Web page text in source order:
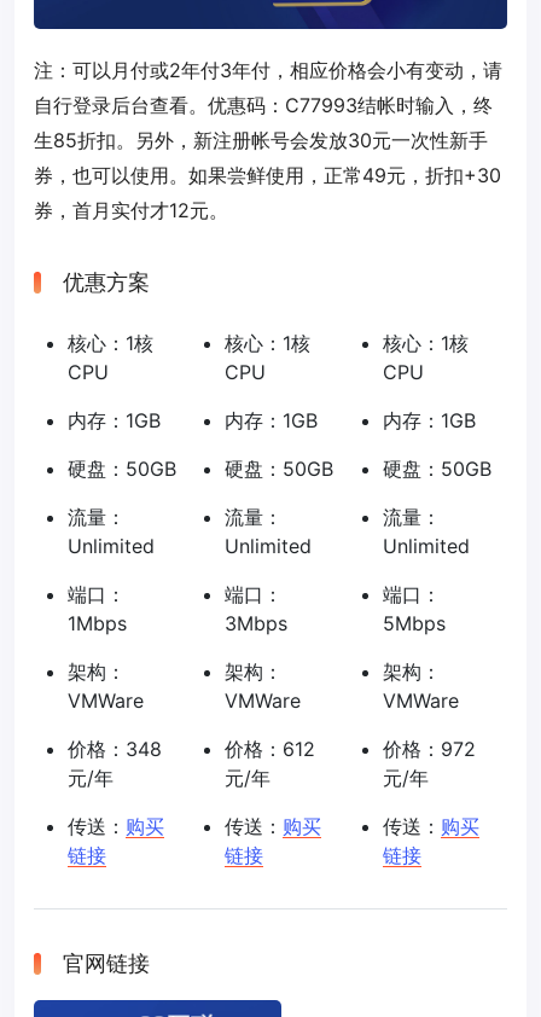
注：可以月付或2年付3年付，相应价格会小有变动，请
自行登录后台查看。优惠码： C77993结帐时输入，终
生85折扣。另外，新注册帐号会发放30元一次性新手
券，也可以使用。如果尝鲜使用，正常49元，折扣+30
券，首月实付才12元。
优惠方案
核心：1核
CPU
内存：1GB
硬盘：50GB
流量：
Unlimited
端口：
1Mbps
架构：
VMWare
价格：348
元/年
传送： 购买
链接
核心：1核
CPU
内存：1GB
硬盘：50GB
流量：
Unlimited
端口：
3Mbps
架构：
VMWare
价格：612
元/年
传送： 购买
链接
核心：1核
CPU
内存：1GB
硬盘：50GB
流量：
Unlimited
端口：
5Mbps
架构：
VMWare
价格：972
元/年
传送： 购买
链接
官网链接